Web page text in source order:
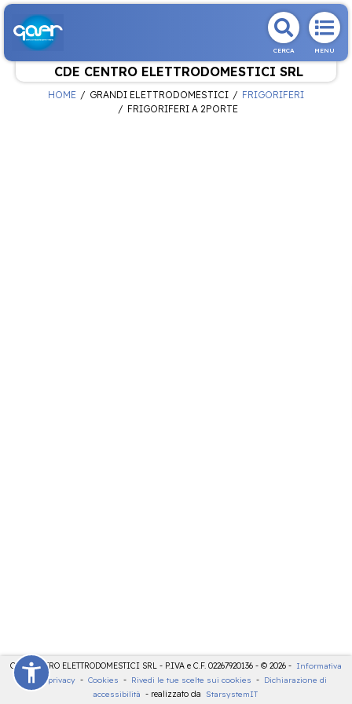
CERCA MENU
CDE CENTRO ELETTRODOMESTICI SRL
HOME GRANDI ELETTRODOMESTICI
FRIGORIFERI
FRIGORIFERI A 2PORTE
CDE CENTRO ELETTRODOMESTICI SRL - P.IVA e C.F. 02267920136 - © 2026 - Informativa
sulla privacy - Cookies - Rivedi le tue scelte sui cookies - Dichiarazione di
accessibilità - realizzato da StarsystemIT